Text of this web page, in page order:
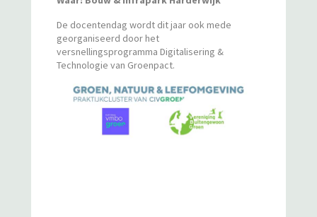
De docentendag wordt dit jaar ook mede
georganiseerd door het
versnellingsprogramma Digitalisering &
Technologie van Groenpact.